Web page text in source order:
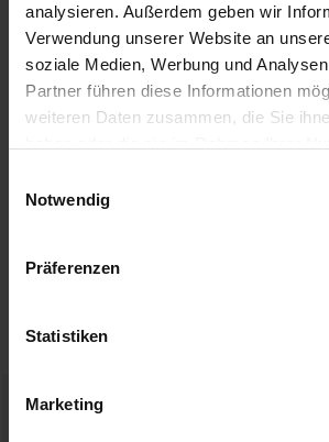
analysieren. Außerdem geben wir
Verwendung unserer Website an
soziale Medien, Werbung und
Partner führen diese Informationen
weiteren Daten zusammen, die Sie
Notwendig
Präferenzen
Statistiken
Marketing
Material
Velour
Universal
Nein
Geeignet Für
Details
Bewertungen